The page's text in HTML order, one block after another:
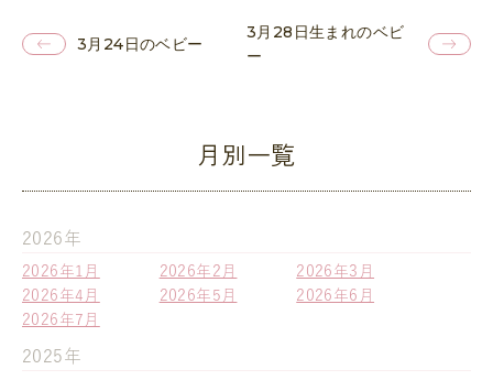
3月24日のベビー
3月28日生まれのベビ
ー
月別一覧
2026年
2026年1月 2026年2月
2026年3月
2026年4月
2026年5月
2026年6月
2026年7月
2025年